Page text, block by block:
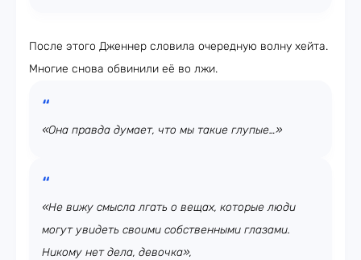
После этого Дженнер словила очередную волну хейта.
Многие снова обвинили её во лжи.
«Она правда думает, что мы такие глупые…»
«Не вижу смысла лгать о вещах, которые люди
могут увидеть своими собственными глазами.
Никому нет дела, девочка»,